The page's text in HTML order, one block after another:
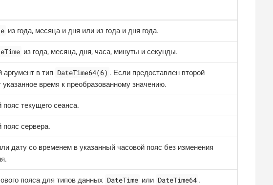
из года, месяца и дня или из года и дня года.
из года, месяца, дня, часа, минуты и секунды.
в тип DateTime64(6) . Если предоставлен второй
указанное время к преобразованному значению.
текущего сеанса.
пояс сервера.
дату со временем в указанный часовой пояс без изменения
пояса для типов данных DateTime или DateTime64 .